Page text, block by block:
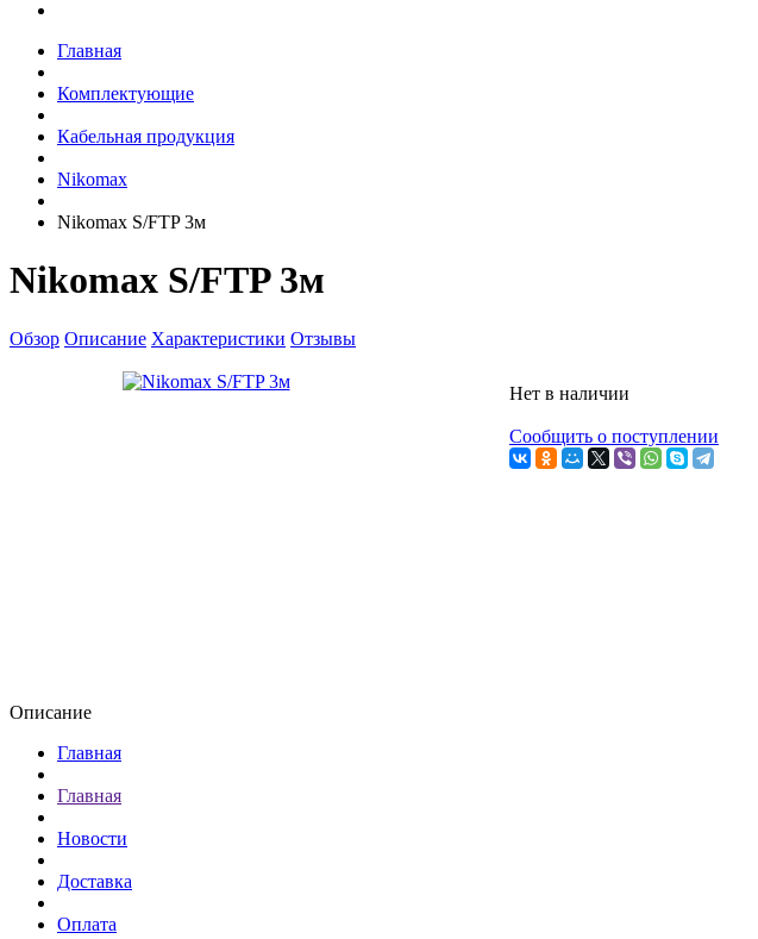
Главная
Комплектующие
Кабельная продукция
Nikomax
Nikomax S/FTP 3м
Nikomax S/FTP 3м
Обзор Описание Характеристики Отзывы
Нет в наличии
Сообщить о поступлении
Описание
Главная
Главная
Новости
Доставка
Оплата